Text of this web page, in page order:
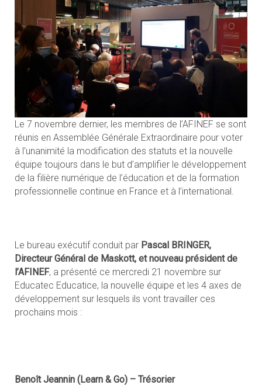
Le 7 novembre dernier, les membres de l’AFINEF se sont
réunis en Assemblée Générale Extraordinaire pour voter
à l’unanimité la modification des statuts et la nouvelle
équipe toujours dans le but d’amplifier le développement
de la filière numérique de l’éducation et de la formation
professionnelle continue en France et à l’international.
Le bureau exécutif conduit par Pascal BRINGER,
Directeur Général de Maskott, et nouveau président de
l’AFINEF, a présenté ce mercredi 21 novembre sur
Educatec Educatice, la nouvelle équipe et les 4 axes de
développement sur lesquels ils vont travailler ces
prochains mois :
Benoît Jeannin (Learn & Go) – Trésorier